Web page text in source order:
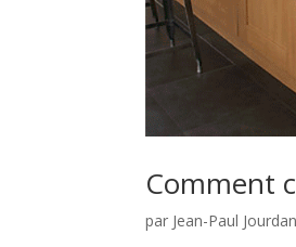
Comment
par Jean-Paul Jourdan